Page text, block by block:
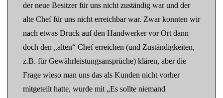
der neue Besitzer für uns nicht zuständig war und der
alte Chef für uns nicht erreichbar war. Zwar konnten wir
nach etwas Druck auf den Handwerker vor Ort dann
doch den „alten“ Chef erreichen (und Zuständigkeiten,
z.B. für Gewährleistungsansprüche) klären, aber die
Frage wieso man uns das als Kunden nicht vorher
mitgeteilt hatte, wurde mit „Es sollte niemand